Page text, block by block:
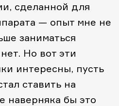
сделанной для
— опыт мне не
заниматься
Но вот эти
интересны, пусть
ставить на
наверняка бы это